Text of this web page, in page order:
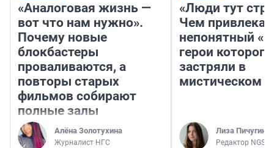
«Аналоговая жизнь —
вот что нам нужно».
Почему новые
блокбастеры
проваливаются, а
повторы старых
фильмов собирают
полные залы
Алёна Золотухина
Журналист НГС
«Люди тут
Чем
непонятный
герои которого
застряли в
мистическом
Лиза Пичугина
Редактор